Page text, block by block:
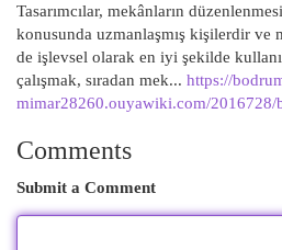
Tasarımcılar, mekânların
konusunda uzmanlaşmış kişilerdir ve
de işlevsel olarak en iyi şekilde
çalışmak, sıradan mek... https://
mimar28260.ouyawiki.com/2016728/
Comments
Submit a Comment